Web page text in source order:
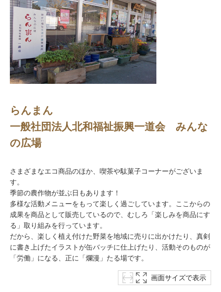
らんまん
一般社団法人北和福祉振興一道会 みんな
の広場
さまざまなエコ商品のほか、喫茶や駄菓子コーナーがございま
す。
季節の農作物が並ぶ日もあります！
多様な活動メニューをもって楽しく過ごしています。ここからの
成果を商品として販売しているので、むしろ「楽しみを商品にす
る」取り組みを行っています。
だから、楽しく植え付けた野菜を地域に売りに出かけたり、真剣
に書き上げたイラストが缶バッチに仕上げたり、活動そのものが
「労働」になる、正に「爛漫」たる場です。
画面サイズで表示